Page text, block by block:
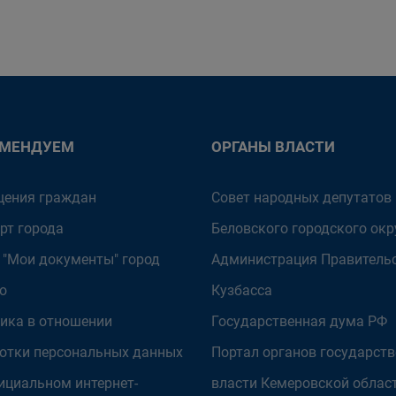
граждан
города
"Мои документы" город
в отношении
персональных данных
интернет-
ОРГАНЫ ВЛАСТИ
Совет народных депутатов
Беловского городского
Администрация
Кузбасса
Государственная дума РФ
Портал органов
власти Кемеровской